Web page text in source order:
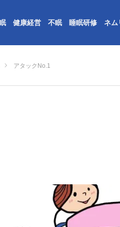
健康経営 不眠 睡眠研修 ネム
アタックNo.1